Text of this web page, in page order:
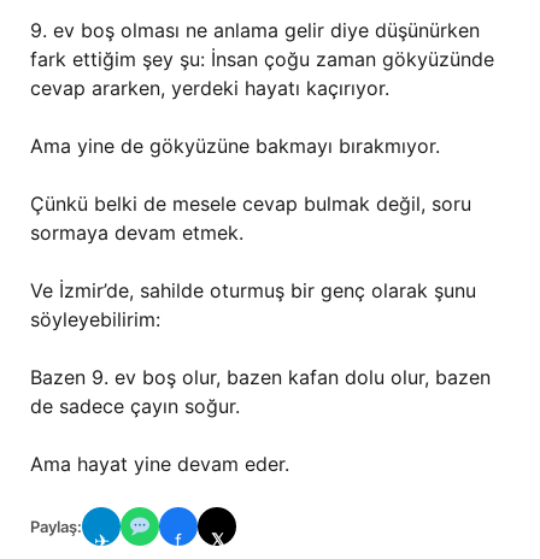
9. ev boş olması ne anlama gelir diye düşünürken
fark ettiğim şey şu: İnsan çoğu zaman gökyüzünde
cevap ararken, yerdeki hayatı kaçırıyor.
Ama yine de gökyüzüne bakmayı bırakmıyor.
Çünkü belki de mesele cevap bulmak değil, soru
sormaya devam etmek.
Ve İzmir’de, sahilde oturmuş bir genç olarak şunu
söyleyebilirim:
Bazen 9. ev boş olur, bazen kafan dolu olur, bazen
de sadece çayın soğur.
Ama hayat yine devam eder.
Paylaş:
✈ f 𝕏